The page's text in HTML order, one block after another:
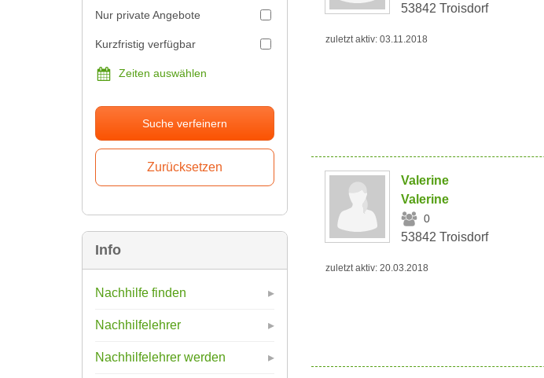
Nur private Angebote
Kurzfristig verfügbar
Zeiten auswählen
Suche verfeinern
Info
Nachhilfe finden
Nachhilfelehrer
Nachhilfelehrer werden
53842 Troisdorf
zuletzt aktiv: 03.11.2018
Valerine
Valerine
0
53842 Troisdorf
zuletzt aktiv: 20.03.2018